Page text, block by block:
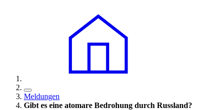
Meldungen
Gibt es eine atomare Bedrohung durch Russland?